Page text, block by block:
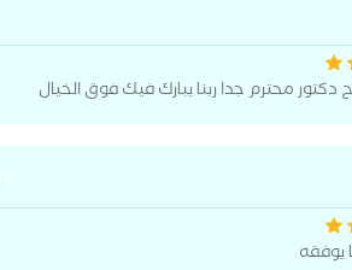
محترم جدا ربنا يبارك فيك فوق الخيال
يوفقه